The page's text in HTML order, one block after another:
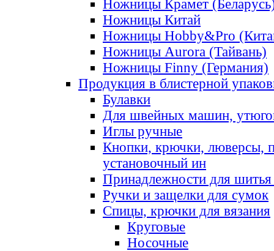
Ножницы Крамет
Ножницы Китай
Ножницы Hobby&Pro
Ножницы Aurora (Тайвань)
Ножницы Finny (Германия)
Продукция в блистерной
Булавки
Для швейных машин,
Иглы ручные
Кнопки, крючки, люверсы,
установочный ин
Принадлежности для шитья
Ручки и защелки для сумок
Спицы, крючки для вязания
Круговые
Носочные